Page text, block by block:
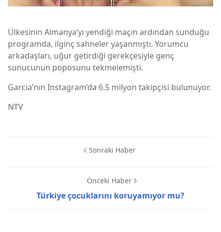
Ülkesinin Almanya’yı yendiği maçın ardından sunduğu
programda, ilginç sahneler yaşanmıştı. Yorumcu
arkadaşları, uğur getirdiği gerekçesiyle genç
sunucunun poposunu tekmelemişti.
Garcia’nın Instagram’da 6.5 milyon takipçisi bulunuyor.
NTV
Sonraki Haber
Önceki Haber
Türkiye çocuklarını koruyamıyor mu?